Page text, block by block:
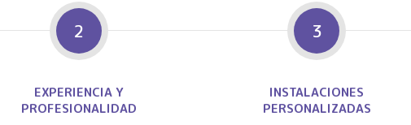
2
EXPERIENCIA Y
PROFESIONALIDAD
3
INSTALACIONES
PERSONALIZADAS